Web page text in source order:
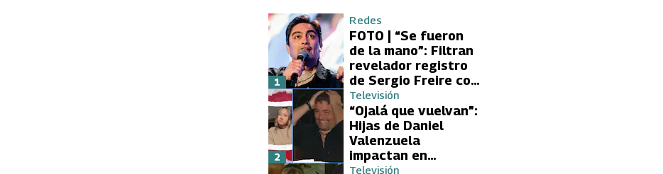
Redes
FOTO | “Se fueron
de la mano”: Filtran
revelador registro
de Sergio Freire con
supuesta nueva
conquista
1
Televisión
“Ojalá que vuelvan”:
Hijas de Daniel
Valenzuela
impactan en
Volverías con tu Ex
2
Televisión